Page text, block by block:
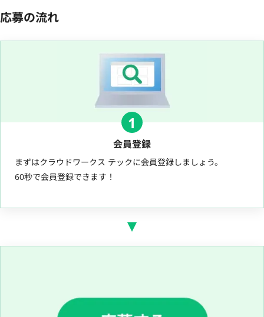
応募の流れ
1
会員登録
まずはクラウドワークス テックに会員登録しましょう。
60秒で会員登録できます！